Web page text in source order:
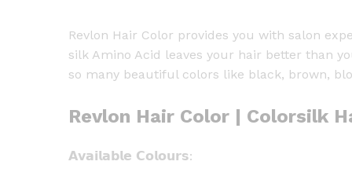
Revlon Hair Color provides you with salon
silk Amino Acid leaves your hair better than
so many beautiful colors like black, brown,
Revlon Hair Color | Colorsilk
𝗔𝘃𝗮𝗶𝗹𝗮𝗯𝗹𝗲 𝗖𝗼𝗹𝗼𝘂𝗿𝘀: